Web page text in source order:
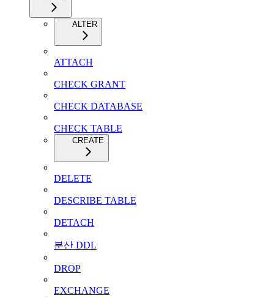
ALTER
ATTACH
CHECK GRANT
CHECK DATABASE
CHECK TABLE
CREATE
DELETE
DESCRIBE TABLE
DETACH
분산 DDL
DROP
EXCHANGE